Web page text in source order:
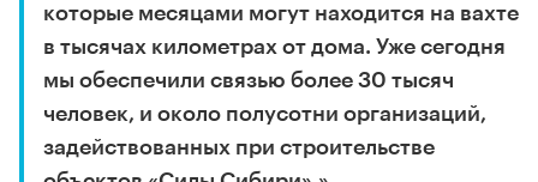
которые месяцами могут находится на вахте
в тысячах километрах от дома. Уже сегодня
мы обеспечили связью более 30 тысяч
человек, и около полусотни организаций,
задействованных при строительстве